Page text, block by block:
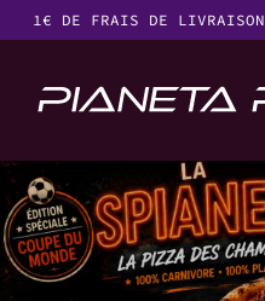
1€ DE FRAIS DE LIVRAISON